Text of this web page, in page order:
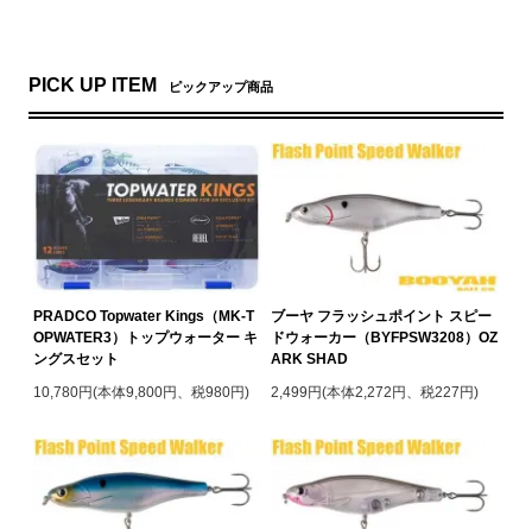
PICK UP ITEM ピックアップ商品
PRADCO Topwater Kings（MK-T
OPWATER3）トップウォーター キ
ングスセット
10,780円(本体9,800円、税980円)
ブーヤ フラッシュポイント スピー
ドウォーカー（BYFPSW3208）OZ
ARK SHAD
2,499円(本体2,272円、税227円)